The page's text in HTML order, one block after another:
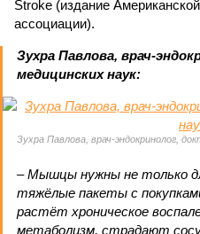
Stroke (издание
ассоциации).
Зухра Павлова, врач-
медицинских наук:
Зухра Павлова, врач-эндокринолог,
– Мышцы нужны не только
тяжёлые пакеты с
растёт хроническое
метаболизм, страдают